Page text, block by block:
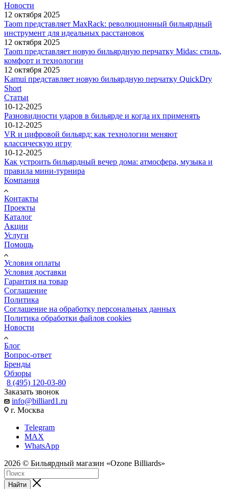
Новости
12 октября 2025
Taom представляет MaxRack: революционный бильярдный
инструмент для идеальных расстановок
12 октября 2025
Taom представляет новую бильярдную перчатку Midas: стиль,
комфорт и технологии
12 октября 2025
Kamui представляет новую бильярдную перчатку QuickDry
Short
Статьи
10-12-2025
Разновидности ударов в бильярде и когда их применять
10-12-2025
VR и цифровой бильярд: как технологии меняют
классическую игру
10-12-2025
Как устроить бильярдный вечер дома: атмосфера, музыка и
правила мини-турнира
Компания
Контакты
Проекты
Каталог
Акции
Услуги
Помощь
Условия оплаты
Условия доставки
Гарантия на товар
Соглашение
Политика
Соглашение на обработку персональных данных
Политика обработки файлов cookies
Новости
Блог
Вопрос-ответ
Бренды
Обзоры
8 (495) 120-03-80
Заказать звонок
info@billiard1.ru
г. Москва
Telegram
MAX
WhatsApp
2026 © Бильярдный магазин «Ozone Billiards»
Найти